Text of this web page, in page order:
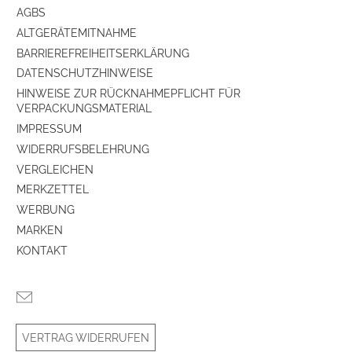
Tiefe (cm)
Anschlagseite der Tür
Leergewicht (kg) 97
Anzahl der Türen 1
höhenverstellbare Gerätefüße
3-fach isolierte Glas-Tür
UV-Filter
Leistungsaufnahme
Energieeffizienzklasse G
AGBS
ALTGERÄTEMITNAHME
BARRIEREFREIHEITSERKLÄRUNG
DATENSCHUTZHINWEISE
HINWEISE ZUR RÜCKNAHMEPFLICHT FÜR
VERPACKUNGSMATERIAL
IMPRESSUM
WIDERRUFSBELEHRUNG
VERGLEICHEN
MERKZETTEL
WERBUNG
MARKEN
KONTAKT
VERTRAG WIDERRUFEN